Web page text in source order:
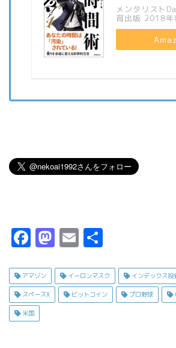
メンタリスト
育出版 2018
F
c
e
b
M
s
t
E
ai
l
アマゾン イーロンマスク インデックス投
スペースX ビットコイン プロ野球
米国